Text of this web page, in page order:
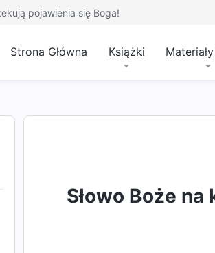
pojawienia się Boga!
Strona Główna Książki
Sąd w dniach
Słowo Boże na